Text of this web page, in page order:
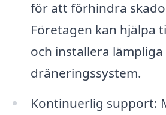
för att förhindra
Företagen kan hjälpa
och installera lämpliga
dräneringssystem.
Kontinuerlig support: